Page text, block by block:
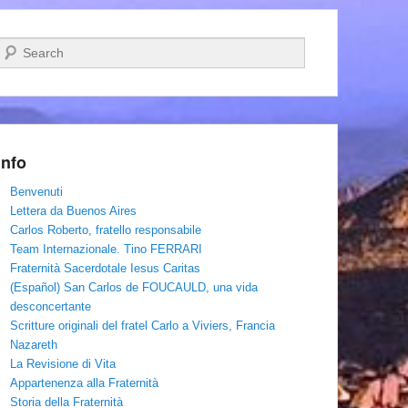
Cerca
Benvenuti
Lettera da Buenos Aires
Carlos Roberto, fratello responsabile
Team Internazionale. Tino FERRARI
Fraternità Sacerdotale Iesus Caritas
(Español) San Carlos de FOUCAULD, una vida
desconcertante
Scritture originali del fratel Carlo a Viviers, Francia
Nazareth
La Revisione di Vita
Appartenenza alla Fraternità
Storia della Fraternità